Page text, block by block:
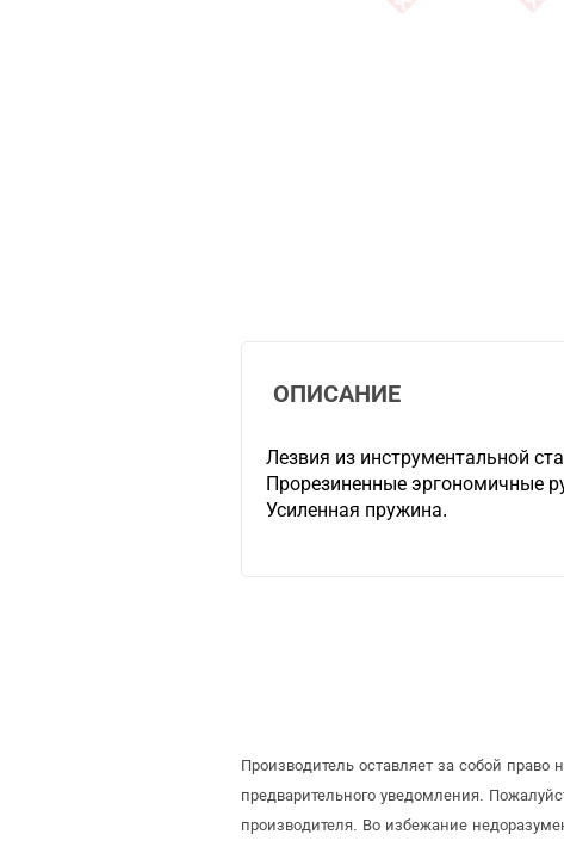
ОПИСАНИЕ
Лезвия из инструментальной
Прорезиненные эргономичные
Усиленная пружина.
Производитель оставляет за собой
предварительного уведомления.
производителя. Во избежание